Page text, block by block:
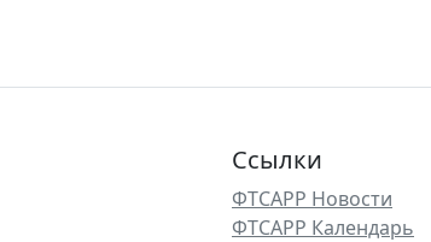
Ссылки
ФТСАРР Новости
ФТСАРР Календарь